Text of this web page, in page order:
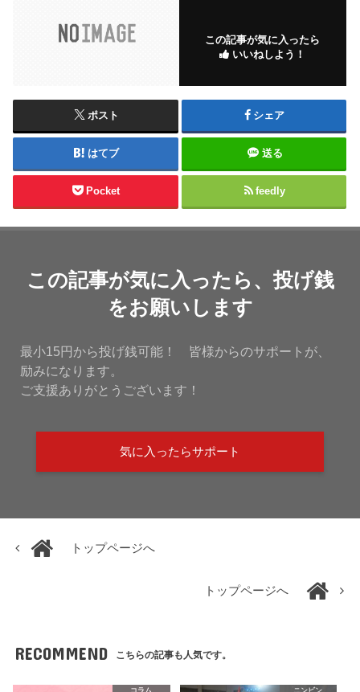
この記事が気に入ったら
いいねしよう！
ポスト シェア
はてブ 送る
Pocket feedly
この記事が気に入ったら、投げ銭
をお願いします
最小15円から投げ銭可能！ 皆様からのサポートが、
励みになります。
ご支援ありがとうございます！
気に入ったらサポート
トップページへ
トップページへ
RECOMMEND こちらの記事も人気です。
コラム ニンビン